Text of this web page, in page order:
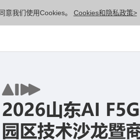
意我们使用Cookies。 Cookies和隐私政策>